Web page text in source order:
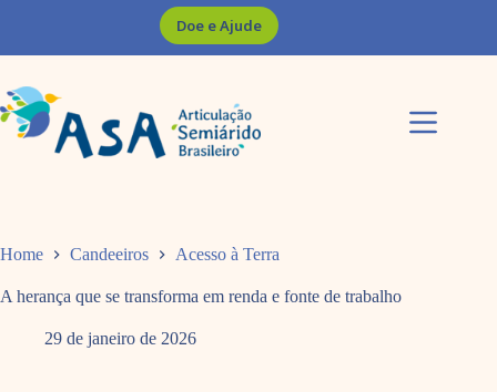
Doe e Ajude
Home Candeeiros Acesso à Terra
A herança que se transforma em renda e fonte de trabalho
29 de janeiro de 2026